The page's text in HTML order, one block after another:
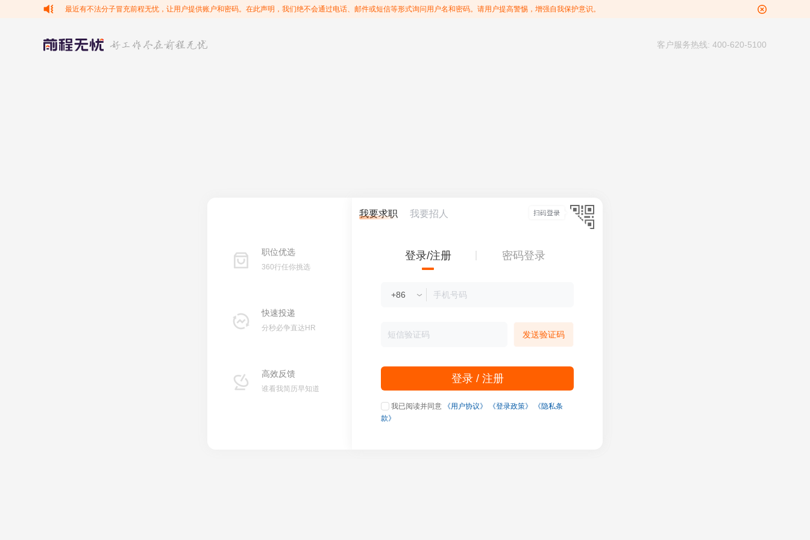
最近有不法分子冒充前程无忧，让用户提供账户和密码。在此声明，我们绝不会通过电话、邮件或短信等形式询问用户名和密码。请用户提高警惕，增强自我保护意识。
客户服务热线: 400-620-5100
职位优选
360行任你挑选
快速投递
分秒必争直达HR
高效反馈
谁看我简历早知道
我要求职 我要招人
登录/注册 密码登录
发送验证码
登录 / 注册
我已阅读并同意 《用户协议》 《登录政策》
《隐私条
款》